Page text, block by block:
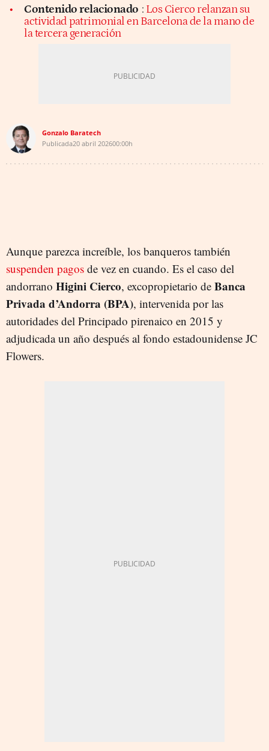
Contenido relacionado : Los Cierco relanzan su
actividad patrimonial en Barcelona de la mano de
la tercera generación
Gonzalo Baratech
Publicada20 abril 202600:00h
Aunque parezca increíble, los banqueros también
suspenden pagos de vez en cuando. Es el caso del
andorrano Higini Cierco, excopropietario de Banca
Privada d’Andorra (BPA), intervenida por las
autoridades del Principado pirenaico en 2015 y
adjudicada un año después al fondo estadounidense JC
Flowers.